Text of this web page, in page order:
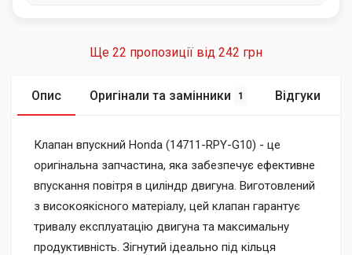
Ще 22 пропозиції від 242 грн
Опис Оригінали та замінники 1 Відгуки
Клапан впускний Honda (14711-RPY-G10) - це
оригінальна запчастина, яка забезпечує ефективне
впускання повітря в циліндр двигуна. Виготовлений
з високоякісного матеріалу, цей клапан гарантує
тривалу експлуатацію двигуна та максимальну
продуктивність. Зігнутий ідеально під кільця